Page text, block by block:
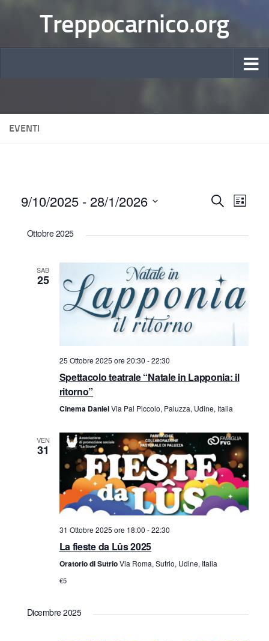
Treppocarnico.org
EVENTI
E
v
n
t
i
c
e
r
c
v
Cerca
E
t
o
s
N
a
v
i
o
Lista
9/10/2025 - 28/1/2026
Ottobre 2025
SAB
25
25 Ottobre 2025 ore 20:30 -22:30
Spettacolo teatrale “Natale in Lapponia: il
ritorno”
Cinema DanielVia Pal Piccolo, Paluzza, Udine, Italia
VEN
31
31 Ottobre 2025 ore 18:00 -22:30
La fieste da Lûs 2025
Oratorio di SutrioVia Roma, Sutrio, Udine, Italia
€5
Dicembre 2025